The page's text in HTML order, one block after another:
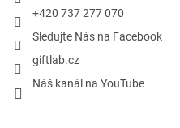
+420 737 277 070
Sledujte Nás na Facebook
giftlab.cz
Náš kanál na YouTube